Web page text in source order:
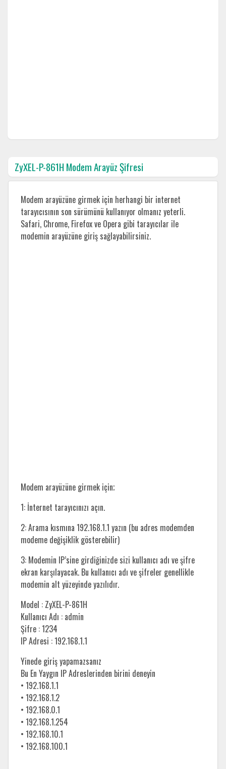
ZyXEL-P-861H Modem Arayüz Şifresi
Modem arayüzüne girmek için herhangi bir internet
tarayıcısının son sürümünü kullanıyor olmanız yeterli.
Safari, Chrome, Firefox ve Opera gibi tarayıcılar ile
modemin arayüzüne giriş sağlayabilirsiniz.
Modem arayüzüne girmek için;
1: İnternet tarayıcınızı açın.
2: Arama kısmına 192.168.1.1 yazın (bu adres modemden
modeme değişiklik gösterebilir)
3: Modemin IP’sine girdiğinizde sizi kullanıcı adı ve şifre
ekran karşılayacak. Bu kullanıcı adı ve şifreler genellikle
modemin alt yüzeyinde yazılıdır.
Model : ZyXEL-P-861H
Kullanıcı Adı : admin
Şifre : 1234
IP Adresi : 192.168.1.1
Yinede giriş yapamazsanız
Bu En Yaygın IP Adreslerinden birini deneyin
• 192.168.1.1
• 192.168.1.2
• 192.168.0.1
• 192.168.1.254
• 192.168.10.1
• 192.168.100.1